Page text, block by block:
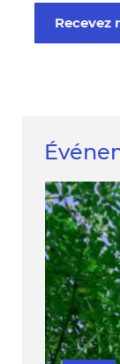
Recevez